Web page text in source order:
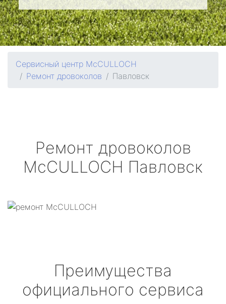
Сервисный центр McCULLOCH
Ремонт дровоколов
Павловск
Ремонт дровоколов
McCULLOCH Павловск
Преимущества
официального сервиса